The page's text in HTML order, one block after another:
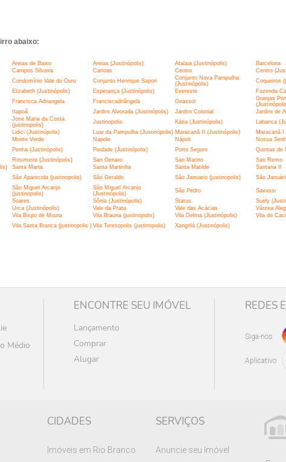
abaixo:
Areias de Baixo Areias (Justinópolis) Atalaia (Justinópolis) Barcelona
Campos Silveira Canoas Centro Centro
Condomínio Vale do Ouro Conjunto Henrique Sapori
Conjunto Nova Pampulha
(Justinópolis)
Coqueiros
Elizabeth (Justinópolis) Esperança (Justinópolis) Evereste Fazenda
Francisca Adriangela Franciscadriângela Girassol
Granjas
Itapoã Jardim Alvorada (Justinópolis) Jardim Colonial Jardim de
Jose Maria da Costa
(justinopolis)
Justinopolis Kátia (Justinópolis) Labanca
Lidici (Justinópolis) Luar da Pampulha (Justinópolis) Maracanã II (Justinópolis) Maracanã I
Monte Verde Napole Nápoli Nossa
Penha (Justinópolis) Piedade (Justinópolis) Porto Seguro Quintas de
Rosimeire (Justinópolis) San Genaro San Marino San Remo
Santa Marta Santa Martinha Santa Matilde Santana II
São Aparecida (justinopolis) São Geraldo São Januario (justinopolis) São
São Miguel Arcanjo
(justinopolis)
São Miguel Arcanjo
(Justinópolis)
São Pedro Savassi
Soares Sônia (Justinópolis) Status Suely
Urca (Justinópolis) Vale da Prata Vale das Acácias Várzea
Vila Bispo de Moura Vila Brauna (justinopolis) Vila Delma (Justinópolis) Vila do
Vila Santa Branca (justinopolis ) Vila Teresopolis (justinopolis) Xangrilá (Justinópolis)
Médio
ENCONTRE SEU IMÓVEL
Lançamento
Comprar
Alugar
REDES
Siga-nos
Aplicativo
CIDADES
Imóveis em Rio Branco
SERVIÇOS
Anuncie seu Imóvel